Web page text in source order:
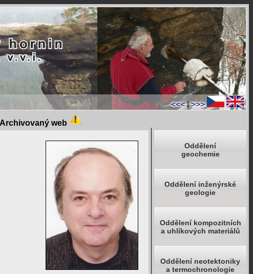
<<<|>>>
web
Oddělení
geochemie
Oddělení inženýrské
geologie
Oddělení kompozitních
a uhlíkových materiálů
Oddělení neotektoniky
a termochronologie